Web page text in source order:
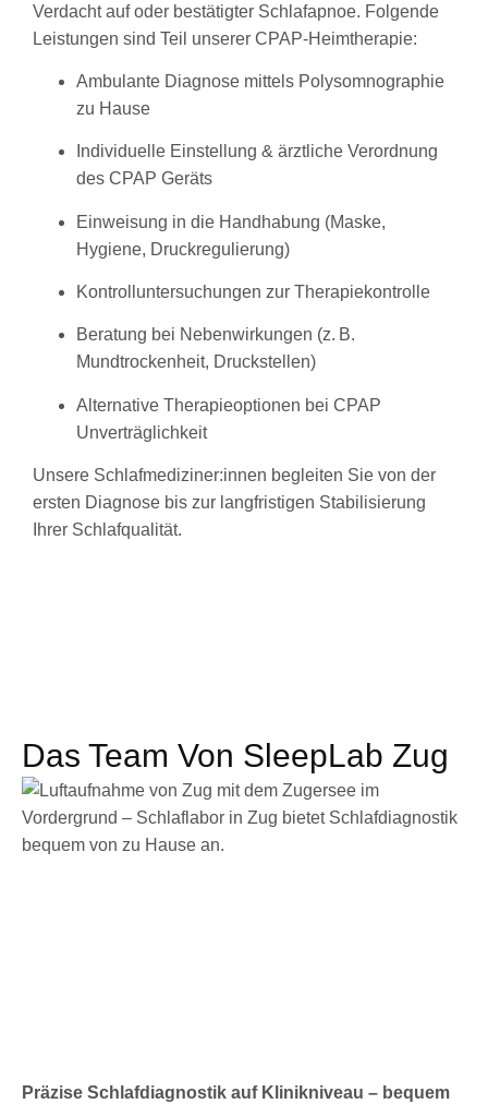
Verdacht auf oder bestätigter Schlafapnoe. Folgende
Leistungen sind Teil unserer CPAP-Heimtherapie:
Ambulante Diagnose mittels Polysomnographie
zu Hause
Individuelle Einstellung & ärztliche Verordnung
des CPAP Geräts
Einweisung in die Handhabung (Maske,
Hygiene, Druckregulierung)
Kontrolluntersuchungen zur Therapiekontrolle
Beratung bei Nebenwirkungen (z. B.
Mundtrockenheit, Druckstellen)
Alternative Therapieoptionen bei CPAP
Unverträglichkeit
Unsere Schlafmediziner:innen begleiten Sie von der
ersten Diagnose bis zur langfristigen Stabilisierung
Ihrer Schlafqualität.
Das Team Von SleepLab Zug
Präzise Schlafdiagnostik auf Klinikniveau – bequem